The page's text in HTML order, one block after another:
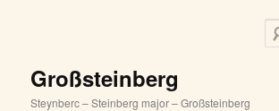
Großsteinberg
Steynberc – Steinberg major – Großsteinberg